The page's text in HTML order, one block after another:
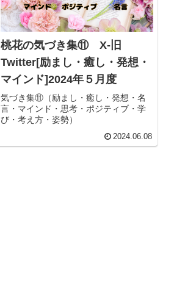
桃花の気づき集⑪ X-旧
Twitter[励まし・癒し・発想・
マインド]2024年５月度
気づき集⑪（励まし・癒し・発想・名
言・マインド・思考・ポジティブ・学
び・考え方・姿勢）
2024.06.08